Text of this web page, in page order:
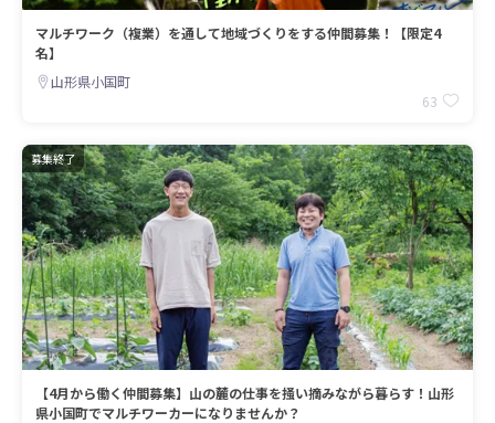
マルチワーク（複業）を通して地域づくりをする仲間募集！【限定4
名】
山形県小国町
63
募集終了
【4月から働く仲間募集】山の麓の仕事を掻い摘みながら暮らす！山形
県小国町でマルチワーカーになりませんか？